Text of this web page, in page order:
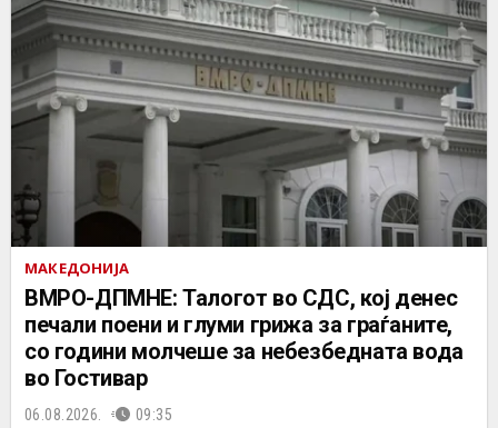
МАКЕДОНИЈА
ВМРО-ДПМНЕ: Талогот во СДС, кој денес
печали поени и глуми грижа за граѓаните,
со години молчеше за небезбедната вода
во Гостивар
06.08.2026. 09:35